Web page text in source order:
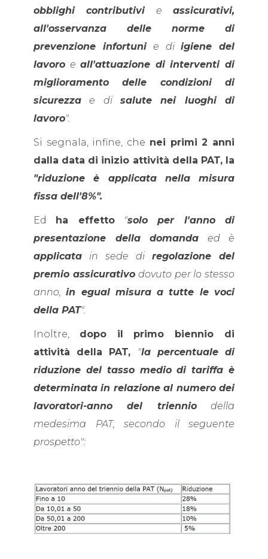
obblighi contributivieassicurativi,
all'osservanza delle norme di
prevenzione infortunie diigiene del
lavoro eall'attuazione di interventi di
miglioramento delle condizioni di
sicurezza e di salute nei luoghi di
lavoro".
Si segnala, infine, che nei primi 2 anni
dalla data di inizio attività della PAT, la
"riduzione è applicata nella misura
fissa dell'8%".
Ed ha effetto "solo per l'anno di
presentazione della domanda ed è
applicata in sede di regolazione del
premio assicurativodovuto per lo stesso
anno,in egual misura a tutte le voci
della PAT".
Inoltre, dopo il primo biennio di
attività della PAT,
"la percentuale di
riduzione del tasso medio di tariffa è
determinata in relazione al numero dei
lavoratori-anno del trienniodella
medesima PAT, secondo il seguente
prospetto":